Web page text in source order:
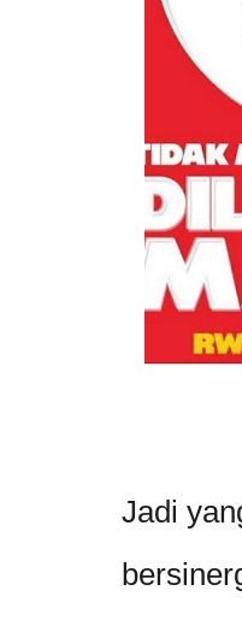
Jadi